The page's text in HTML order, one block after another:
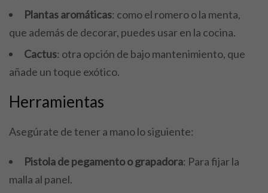
Plantas aromáticas: como el romero o la menta,
que además de decorar, puedes usar en la cocina.
Cactus: otra opción de bajo mantenimiento, que
añade un toque exótico.
Herramientas
Asegúrate de tener a mano lo siguiente:
Pistola de pegamento o grapadora: Para fijar la
malla al panel.